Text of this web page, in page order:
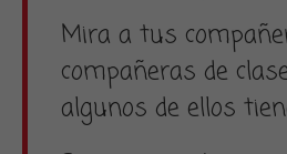
Mira a tus
compañeras de
algunos de ellos